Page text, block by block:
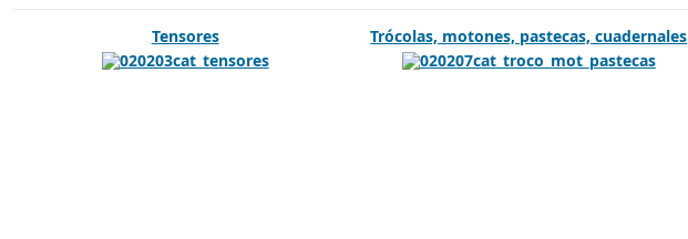
Tensores Trócolas, motones, pastecas, cuadernales